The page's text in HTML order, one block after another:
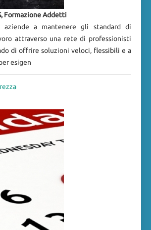
Formazione Addetti
aziende a mantenere gli standard di
attraverso una rete di professionisti
di offrire soluzioni veloci, flessibili e a
esigen